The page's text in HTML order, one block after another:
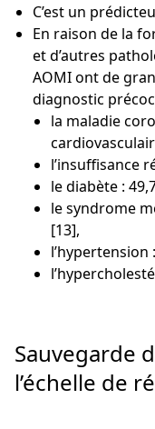
C’est un
En raison de la
et d’autres
AOMI ont de
diagnostic
la maladie
l’insuffisance
le diabète :
le syndrome
[13],
l’hypertension
Sauvegarde
l’échelle de